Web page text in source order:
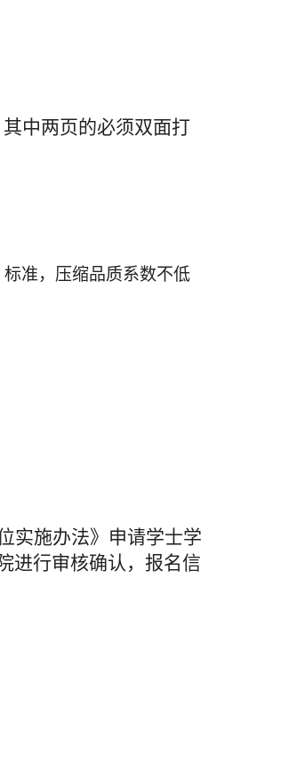
中两页的必须双面打
标准，压缩品质系数不低
实施办法》申请学士学
进行审核确认，报名信